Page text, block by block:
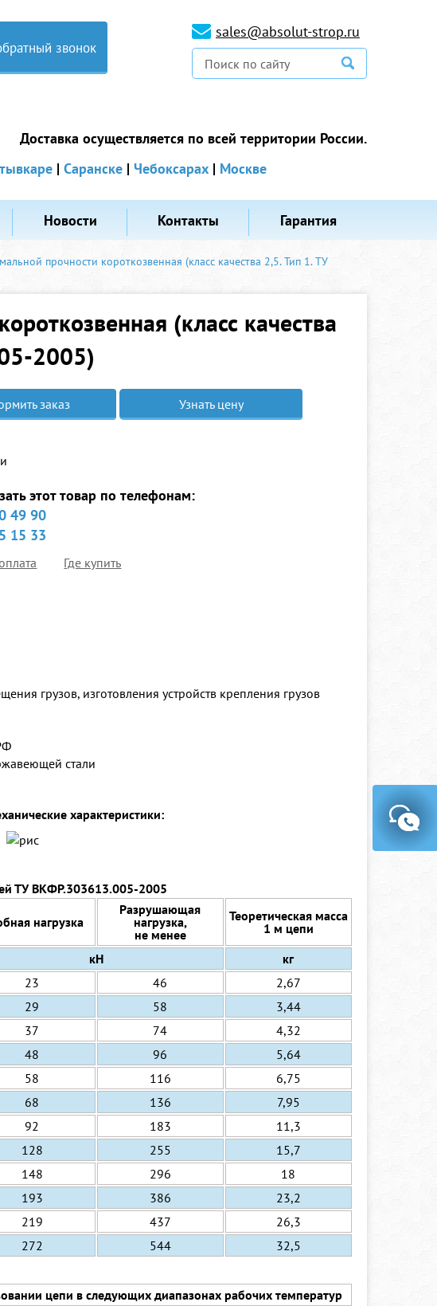
звонок
sales@absolut-strop.ru
Доставка осуществляется по всей территории России.
| Саранске| Чебоксарах| Москве
Новости Контакты Гарантия
прочности короткозвенная (класс качества 2,5. Тип 1. ТУ
(класс качества
2005)
заказ Узнать цену
этот товар по телефонам:
49 90
15 33
Где купить
грузов, изготовления устройств крепления грузов
стали
характеристики:
ТУ ВКФР.303613.005-2005
нагрузка
Разрушающая
нагрузка,
не менее
Теоретическая масса
1 м цепи
кН
кг
23 46
2,67
29 58
3,44
37 74
4,32
48 96
5,64
58 116
6,75
68 136
7,95
92 183
11,3
128 255
15,7
148 296
18
193 386
23,2
219 437
26,3
272 544 32,5
цепи в следующих диапазонах рабочих температур